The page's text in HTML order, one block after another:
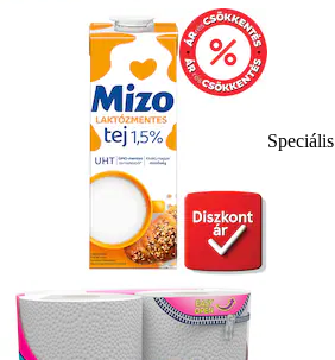
Speciális